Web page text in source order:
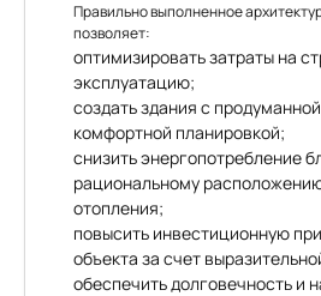
Правильно выполненное
позволяет:
оптимизировать затраты на
эксплуатацию;
создать здания с
комфортной планировкой;
снизить энергопотребление
рациональному
отопления;
повысить инвестиционную
объекта за счет
обеспечить долговечность и